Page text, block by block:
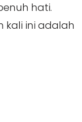
hati.
kali ini adalah